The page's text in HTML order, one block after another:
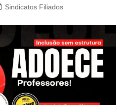
Sindicatos Filiados